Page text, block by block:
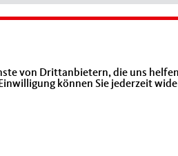
von Drittanbietern, die uns
können Sie jederzeit